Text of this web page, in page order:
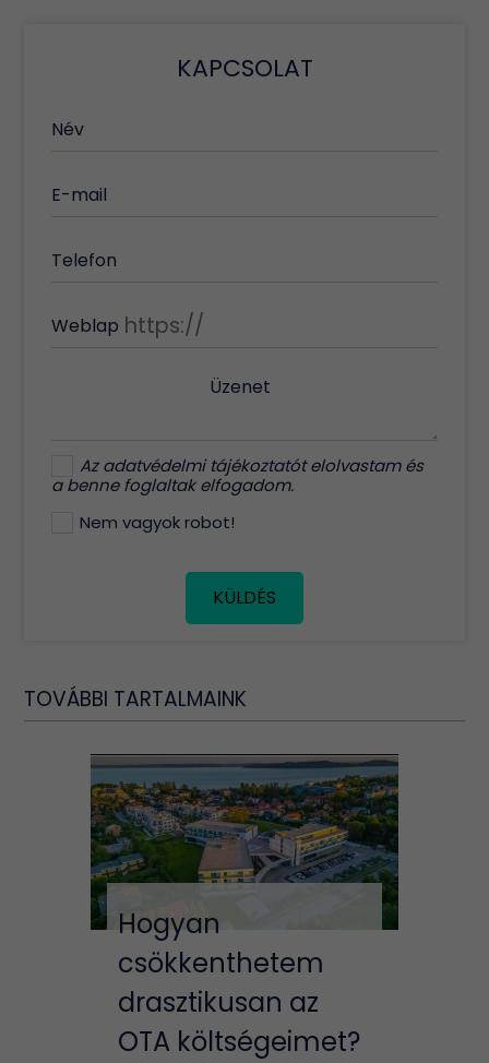
KAPCSOLAT
Név
E-mail
Telefon
Weblap
Üzenet
Azadatvédelmi tájékoztatótelolvastam és
a benne foglaltak elfogadom.
Nem vagyok robot!
KÜLDÉS
TOVÁBBI TARTALMAINK
Hogyan
csökkenthetem
drasztikusan az
OTA költségeimet?